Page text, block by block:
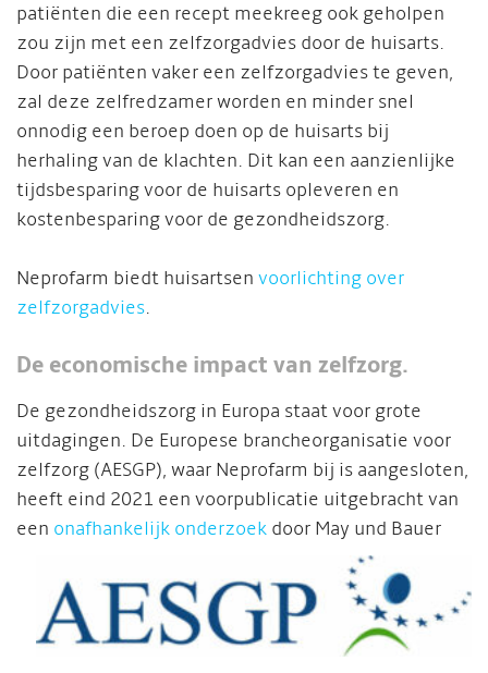
patiënten die een recept meekreeg ook geholpen
zou zijn met een zelfzorgadvies door de huisarts.
Door patiënten vaker een zelfzorgadvies te geven,
zal deze zelfredzamer worden en minder snel
onnodig een beroep doen op de huisarts bij
herhaling van de klachten. Dit kan een aanzienlijke
tijdsbesparing voor de huisarts opleveren en
kostenbesparing voor de gezondheidszorg.
Neprofarm biedt huisartsen voorlichting over
zelfzorgadvies.
De economische impact van zelfzorg.
De gezondheidszorg in Europa staat voor grote
uitdagingen. De Europese brancheorganisatie voor
zelfzorg (AESGP), waar Neprofarm bij is aangesloten,
heeft eind 2021 een voorpublicatie uitgebracht van
een onafhankelijk onderzoek door May und Bauer